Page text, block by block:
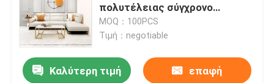
πολυτέλειας σύγχρονο
μαρμάρινο που χρωματίζει την
προσαρμογή cOem
MOQ：100PCS
Τιμή：negotiable
Καλύτερη τιμή επαφή